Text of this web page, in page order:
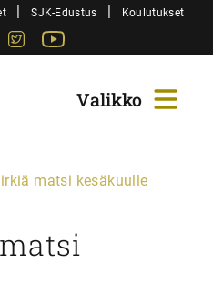
| SJK-Edustus | Koulutukset
Instagram
Twitter
matsi kesäkuulle